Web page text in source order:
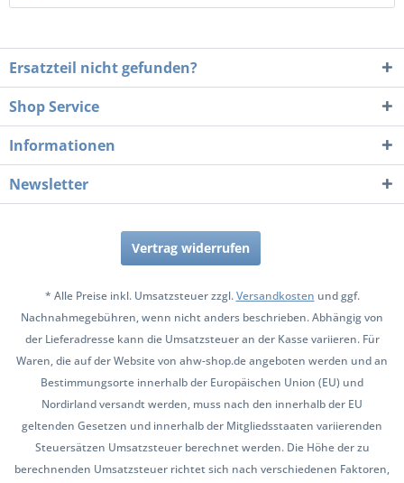
Ersatzteil nicht gefunden?
Shop Service
Informationen
Newsletter
Vertrag widerrufen
* Alle Preise inkl. Umsatzsteuer zzgl.Versandkosten und ggf.
Nachnahmegebühren, wenn nicht anders beschrieben. Abhängig von
der Lieferadresse kann die Umsatzsteuer an der Kasse variieren. Für
Waren, die auf der Website von ahw-shop.de angeboten werden und an
Bestimmungsorte innerhalb der Europäischen Union (EU) und
Nordirland versandt werden, muss nach den innerhalb der EU
geltenden Gesetzen und innerhalb der Mitgliedsstaaten variierenden
Steuersätzen Umsatzsteuer berechnet werden. Die Höhe der zu
berechnenden Umsatzsteuer richtet sich nach verschiedenen Faktoren,